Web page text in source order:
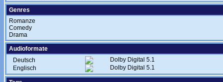
Genres
Romanze
Comedy
Drama
Audioformate
Deutsch
Dolby Digital 5.1
Englisch
Dolby Digital 5.1